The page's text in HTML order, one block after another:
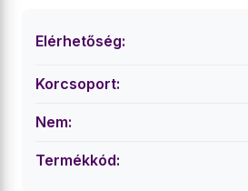
Elérhetőség:
Korcsoport:
Nem:
Termékkód: